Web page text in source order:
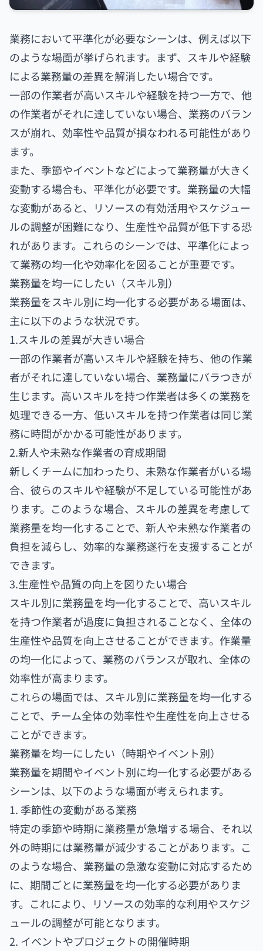
業務において平準化が必要なシーンは、例えば以下
のような場面が挙げられます。まず、スキルや経験
による業務量の差異を解消したい場合です。
一部の作業者が高いスキルや経験を持つ一方で、他
の作業者がそれに達していない場合、業務のバラン
スが崩れ、効率性や品質が損なわれる可能性があり
ます。
また、季節やイベントなどによって業務量が大きく
変動する場合も、平準化が必要です。業務量の大幅
な変動があると、リソースの有効活用やスケジュー
ルの調整が困難になり、生産性や品質が低下する恐
れがあります。これらのシーンでは、平準化によっ
て業務の均一化や効率化を図ることが重要です。
業務量を均一にしたい（スキル別）
業務量をスキル別に均一化する必要がある場面は、
主に以下のような状況です。
1.スキルの差異が大きい場合
一部の作業者が高いスキルや経験を持ち、他の作業
者がそれに達していない場合、業務量にバラつきが
生じます。高いスキルを持つ作業者は多くの業務を
処理できる一方、低いスキルを持つ作業者は同じ業
務に時間がかかる可能性があります。
2.新人や未熟な作業者の育成期間
新しくチームに加わったり、未熟な作業者がいる場
合、彼らのスキルや経験が不足している可能性があ
ります。このような場合、スキルの差異を考慮して
業務量を均一化することで、新人や未熟な作業者の
負担を減らし、効率的な業務遂行を支援することが
できます。
3.生産性や品質の向上を図りたい場合
スキル別に業務量を均一化することで、高いスキル
を持つ作業者が過度に負担されることなく、全体の
生産性や品質を向上させることができます。作業量
の均一化によって、業務のバランスが取れ、全体の
効率性が高まります。
これらの場面では、スキル別に業務量を均一化する
ことで、チーム全体の効率性や生産性を向上させる
ことができます。
業務量を均一にしたい（時期やイベント別）
業務量を期間やイベント別に均一化する必要がある
シーンは、以下のような場面が考えられます。
1. 季節性の変動がある業務
特定の季節や時期に業務量が急増する場合、それ以
外の時期には業務量が減少することがあります。こ
のような場合、業務量の急激な変動に対応するため
に、期間ごとに業務量を均一化する必要がありま
す。これにより、リソースの効率的な利用やスケジ
ュールの調整が可能となります。
2. イベントやプロジェクトの開催時期